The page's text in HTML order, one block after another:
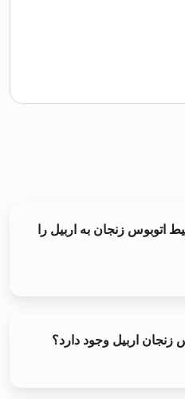
اتوبوس زنجان به اربیل را
زنجان اربیل وجود دارد؟